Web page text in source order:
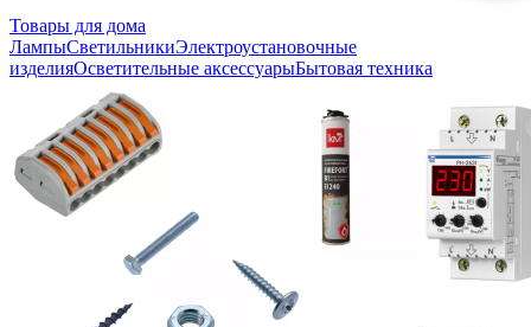
Товары для дома
ЛампыСветильникиЭлектроустановочные
изделияОсветительные аксессуарыБытовая техника